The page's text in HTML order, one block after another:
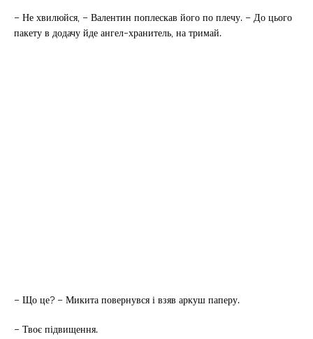
– Не хвилюйся, – Валентин поплескав його по плечу. – До цього
пакету в додачу йде ангел-хранитель, на тримай.
– Що це? – Микита повернувся і взяв аркуш паперу.
– Твоє підвищення.